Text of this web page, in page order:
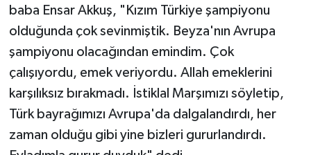
baba Ensar Akkuş, "Kızım Türkiye şampiyonu
olduğunda çok sevinmiştik. Beyza'nın Avrupa
şampiyonu olacağından emindim. Çok
çalışıyordu, emek veriyordu. Allah emeklerini
karşılıksız bırakmadı. İstiklal Marşımızı söyletip,
Türk bayrağımızı Avrupa'da dalgalandırdı, her
zaman olduğu gibi yine bizleri gururlandırdı.